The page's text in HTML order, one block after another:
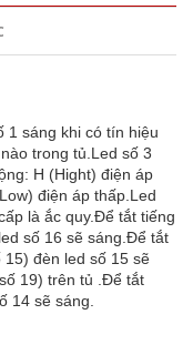
1 sáng khi có tín hiệu
trong tủ.Led số 3
H (Hight) điện áp
điện áp thấp.Led
là ắc quy.Để tắt tiếng
số 16 sẽ sáng.Để tắt
đèn led số 15 sẽ
19) trên tủ .Để tắt
14 sẽ sáng.